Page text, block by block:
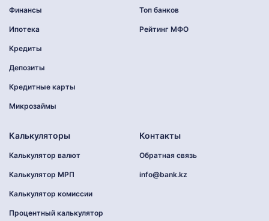
Финансы
Ипотека
Кредиты
Депозиты
Кредитные карты
Микрозаймы
Топ банков
Рейтинг МФО
Калькуляторы
Калькулятор валют
Калькулятор МРП
Калькулятор комиссии
Процентный калькулятор
Контакты
Обратная связь
info@bank.kz